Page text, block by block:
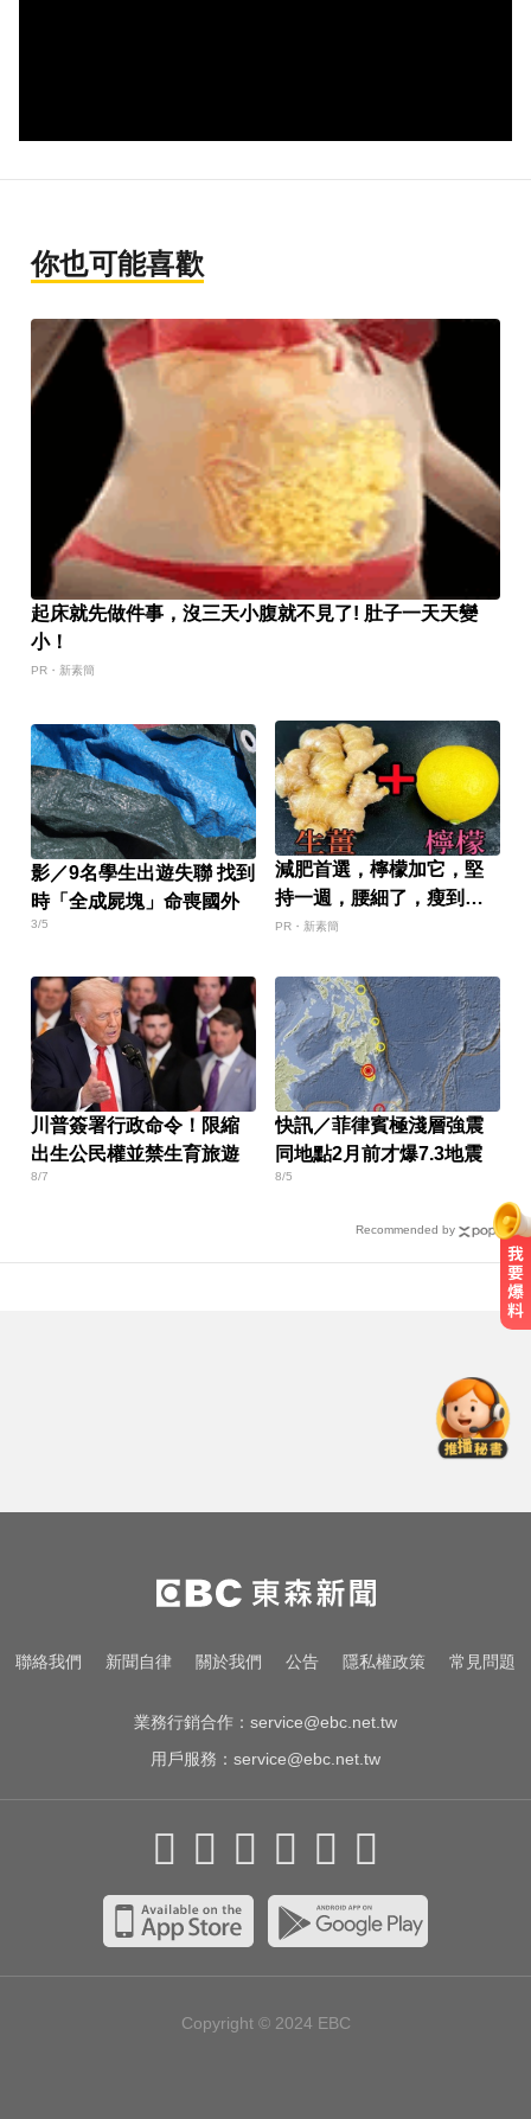
你也可能喜歡
起床就先做件事，沒三天小腹就不見了! 肚子一天天變
小！
PR・新素簡
影／9名學生出遊失聯 找到
時「全成屍塊」命喪國外
3/5
減肥首選，檸檬加它，堅
持一週，腰細了，瘦到你
懷疑人生
PR・新素簡
川普簽署行政命令！限縮
出生公民權並禁生育旅遊
8/7
快訊／菲律賓極淺層強震
同地點2月前才爆7.3地震
8/5
Recommended by
DB12 S登場
金牌員工轉投李多慧！剪輯師突暴
紅狂接20業配 Joeman 認：我也會
颱風假怎麼放？停班課標準、宣布
聯絡我們 新聞自律 關於我們 公告 隱私權政策 常見問題
業務行銷合作： service@ebc.net.tw
用戶服務： service@ebc.net.tw
Copyright © 2024 EBC